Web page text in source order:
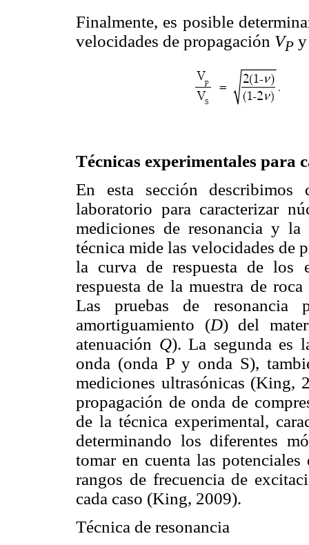
Finalmente, es posible
velocidades de propagación VP
Técnicas experimentales para
En esta sección describimos
laboratorio para caracterizar
mediciones de resonancia y
técnica mide las velocidades de
la curva de respuesta de los
respuesta de la muestra de
Las pruebas de
amortiguamiento (D) del
atenuación Q). La segunda es
onda (onda P y onda S),
mediciones ultrasónicas (King,
propagación de onda de
de la técnica experimental,
determinando los diferentes
tomar en cuenta las potenciales
rangos de frecuencia de
cada caso (King, 2009).
Técnica de resonancia